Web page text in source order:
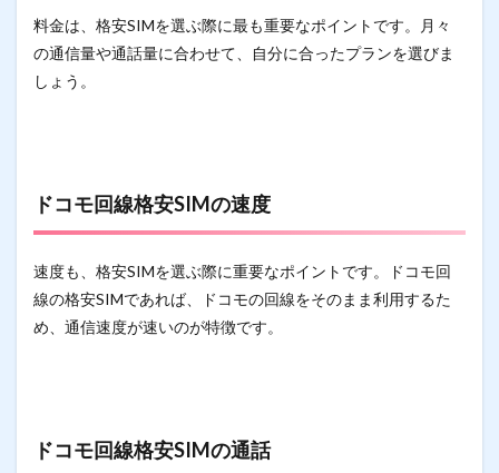
料金は、格安SIMを選ぶ際に最も重要なポイントです。月々
の通信量や通話量に合わせて、自分に合ったプランを選びま
しょう。
ドコモ回線格安SIMの速度
速度も、格安SIMを選ぶ際に重要なポイントです。ドコモ回
線の格安SIMであれば、ドコモの回線をそのまま利用するた
め、通信速度が速いのが特徴です。
ドコモ回線格安SIMの通話